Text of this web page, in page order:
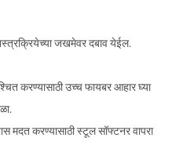
जखमेवर दबाव येईल.
करण्यासाठी उच्च फायबर आहार घ्या
मदत करण्यासाठी स्टूल सॉफ्टनर वापरा